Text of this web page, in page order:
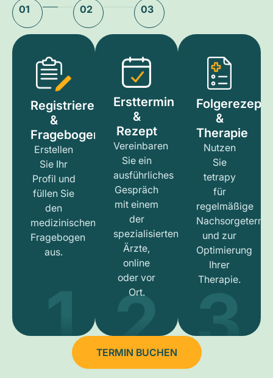
01 02 03
Registrieren
&
Fragebogen
Erstellen
Sie Ihr
Profil und
füllen Sie
den
medizinischen
Fragebogen
aus.
1
Ersttermin
&
Rezept
Vereinbaren
Sie ein
ausführliches
Gespräch
mit einem
der
spezialisierten
Ärzte,
online
oder vor
Ort.
2
Folgerezept
&
Therapie
Nutzen
Sie
tetrapy
für
regelmäßige
und zur
Optimierung
Ihrer
Therapie.
3
TERMIN BUCHEN